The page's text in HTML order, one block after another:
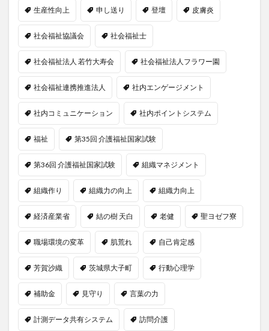
生産性向上 申し送り 登壇 皮膚炎
社会福祉協議会 社会福祉士
社会福祉法人 若竹大寿会 社会福祉法人フラワー園
社会福祉連携推進法人 社内エンゲージメント
社内コミュニケーション 社内ポイントシステム
福祉 第35回 介護福祉国家試験
第36回 介護福祉国家試験 組織マネジメント
組織作り 組織力の向上 組織力向上
経済産業省 結の樹 天白 老健 聖ヨゼフ寮
職場環境の変革 肌荒れ 自己肯定感
芳賀沙織 茨城県大子町 行動心理学
補助金 見守り 言葉の力
計測データ共有システム 訪問介護